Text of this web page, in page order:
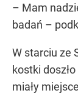
– Mam
badań –
W starciu ze
kostki
miały